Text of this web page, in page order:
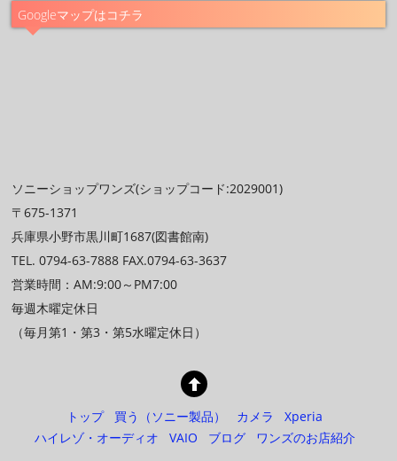
Googleマップはコチラ
ソニーショップワンズ(ショップコード:2029001)
〒675-1371
兵庫県小野市黒川町1687(図書館南)
TEL. 0794-63-7888 FAX.0794-63-3637
営業時間：AM:9:00～PM7:00
毎週木曜定休日
（毎月第1・第3・第5水曜定休日）
トップ 買う（ソニー製品） カメラ
Xperia
ハイレゾ・オーディオ
VAIO ブログ ワンズのお店紹介